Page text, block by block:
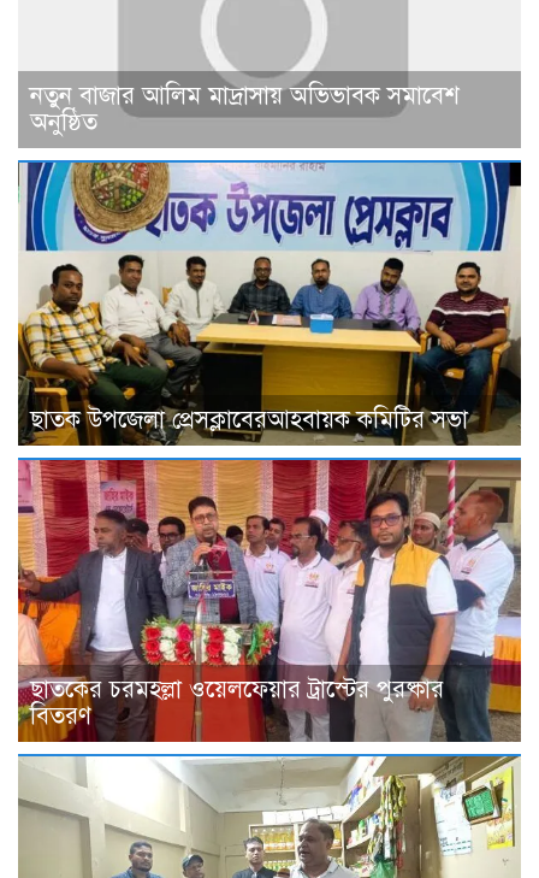
নতুন বাজার আলিম মাদ্রাসায় অভিভাবক সমাবেশ
অনুষ্ঠিত
ছাতক উপজেলা প্রেসক্লাবেরআহবায়ক কমিটির সভা
ছাতকের চরমহল্লা ওয়েলফেয়ার ট্রাস্টের পুরষ্কার
বিতরণ